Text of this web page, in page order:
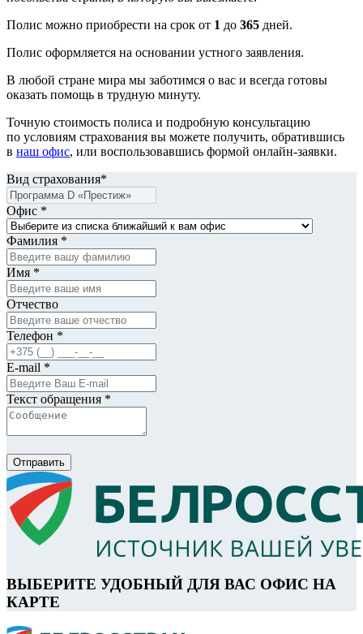
Полис можно приобрести на срок от 1 до 365 дней.
Полис оформляется на основании устного заявления.
В любой стране мира мы заботимся о вас и всегда готовы
оказать помощь в трудную минуту.
Точную стоимость полиса и подробную консультацию
по условиям страхования вы можете получить, обратившись
в наш офис, или воспользовавшись формой онлайн-заявки.
Вид страхования*
Офис *
Фамилия *
Имя *
Отчество
Телефон *
E-mail *
Текст обращения *
Отправить
ВЫБЕРИТЕ УДОБНЫЙ ДЛЯ ВАС ОФИС НА
КАРТЕ